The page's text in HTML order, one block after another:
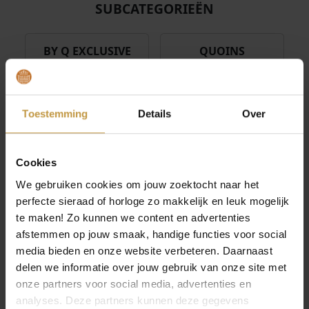
Toestemming Details Over
Cookies
We gebruiken cookies om jouw zoektocht naar het
perfecte sieraad of horloge zo makkelijk en leuk mogelijk
te maken! Zo kunnen we content en advertenties
afstemmen op jouw smaak, handige functies voor social
media bieden en onze website verbeteren. Daarnaast
delen we informatie over jouw gebruik van onze site met
onze partners voor social media, advertenties en
analyses. Deze partners kunnen deze gegevens
:
2
,
2
,
0
e
r
a
€
2
7
,
5
0
.
:
2
5
SUBCATEGORIEËN
BY Q EXCLUSIVE
QUOINS
HANGERS
QUOINS
KETTINGEN
QUOINS MUNTEN
SIERADEN
Vele Quoins munten, hangers,
armbanden en sieraden.
COMBINEREN met QUOINS munten en hangers. De
sieradenlijn van Quoins is verkrijgbaar in drie kleuren: